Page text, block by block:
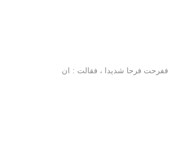
ففرحت فرحا شديدا ، فقالت : ان